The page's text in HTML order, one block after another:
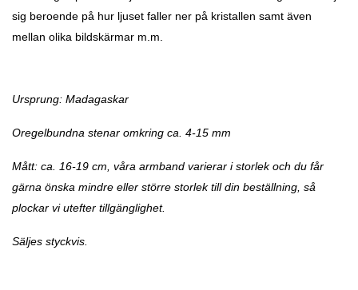
sig beroende på hur ljuset faller ner på kristallen samt även
mellan olika bildskärmar m.m.
Ursprung: Madagaskar
Oregelbundna stenar omkring ca. 4-15 mm
Mått: ca. 16-19 cm, våra armband varierar i storlek och du får
gärna önska mindre eller större storlek till din beställning, så
plockar vi utefter tillgänglighet.
Säljes styckvis.